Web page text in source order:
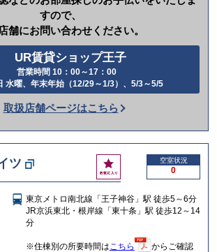
すので、
舗にお問い合わせください。
UR賃貸ショップ王子
営業時間 10：00～17：00
水曜、年末年始（12/29～1/3）、5/3～5/5
話
か
け
る
取扱店舗ページはこちら
ツ
お
気
入
り
空室状況
0
東京メトロ南北線「王子神谷」駅 徒歩5～6分
JR京浜東北・根岸線「東十条」駅 徒歩12～14
分
※住棟別の所要時間は こちら
からご確認